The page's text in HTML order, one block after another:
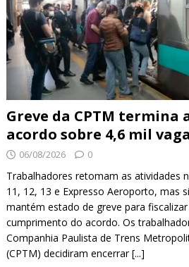
Greve da CPTM termina
acordo sobre 4,6 mil
06/08/2026 0
Trabalhadores retomam as atividades
11, 12, 13 e Expresso Aeroporto, mas
mantém estado de greve para
cumprimento do acordo. Os
Companhia Paulista de Trens
(CPTM) decidiram encerrar[...]